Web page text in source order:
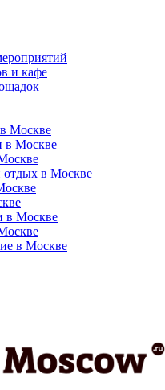
и кафе
Москве
в Москве
отдых в Москве
в Москве
в Москве